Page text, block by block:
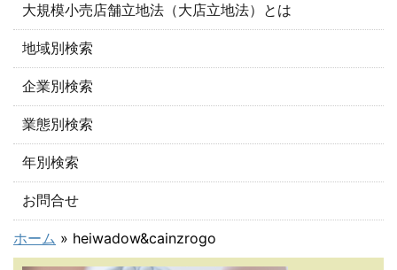
大規模小売店舗立地法（大店立地法）とは
地域別検索
企業別検索
業態別検索
年別検索
お問合せ
ホーム » heiwadow&cainzrogo